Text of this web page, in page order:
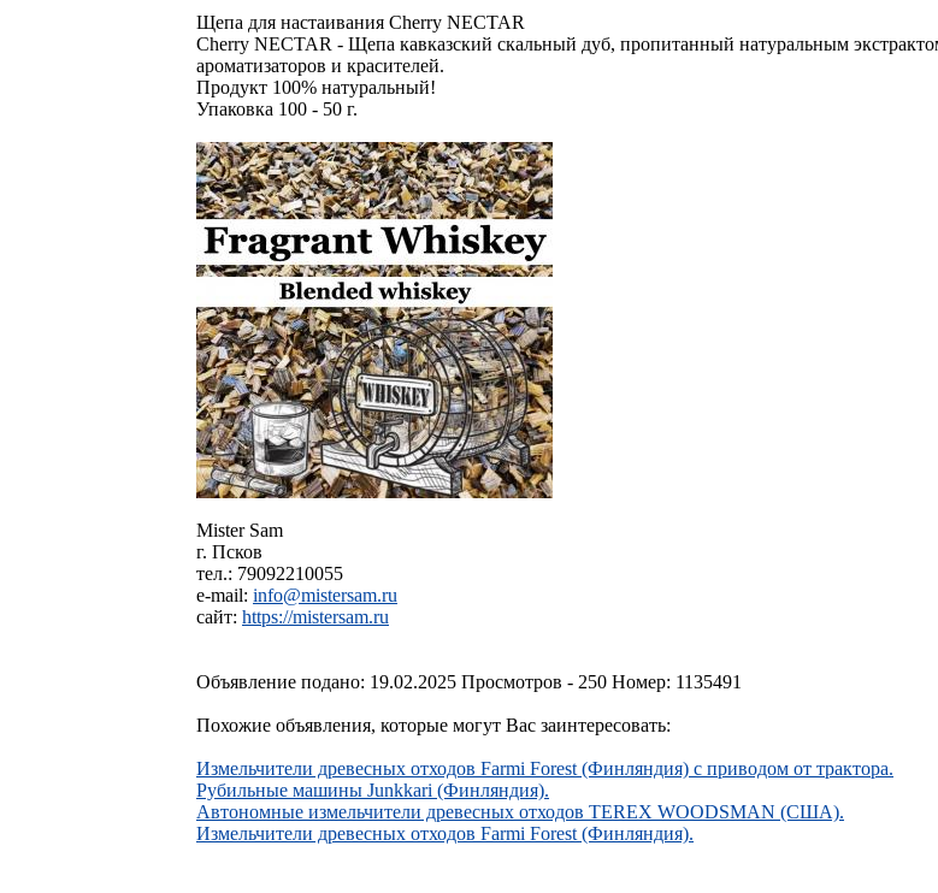
Щепа для настаивания Cherry NECTAR
Cherry NECTAR - Щепа кавказский скальный дуб, пропитанный натуральным
ароматизаторов и красителей.
Продукт 100% натуральный!
Упаковка 100 - 50 г.
Mister Sam
г. Псков
тел.: 79092210055
e-mail: info@mistersam.ru
сайт: https://mistersam.ru
Объявление подано: 19.02.2025 Просмотров - 250 Номер: 1135491
Похожие объявления, которые могут Вас заинтересовать:
Измельчители древесных отходов Farmi Forest (Финляндия) с приводом от трактора.
Рубильные машины Junkkari (Финляндия).
Автономные измельчители древесных отходов TEREX WOODSMAN (США).
Измельчители древесных отходов Farmi Forest (Финляндия).